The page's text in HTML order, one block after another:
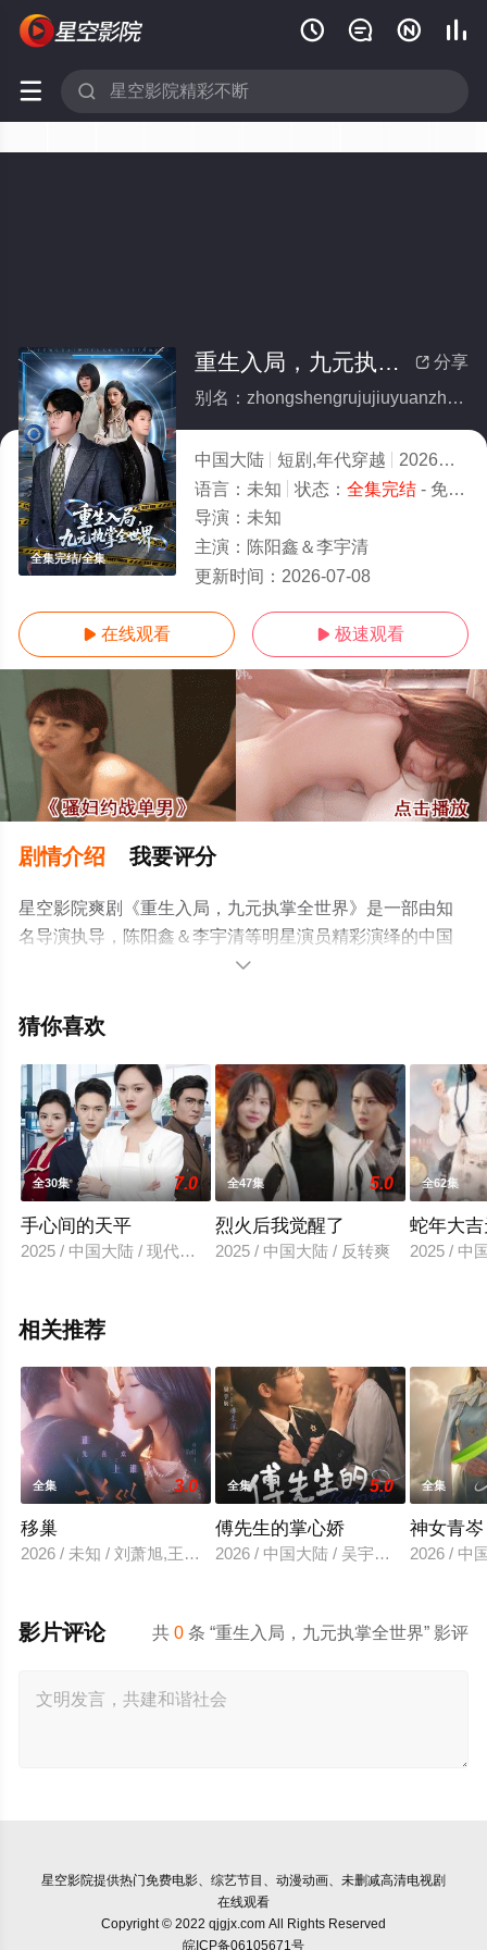
   
 
全集完结/全集
 分享
重生入局，九元执掌全世界(全集)
别名：zhongshengrujujiuyuanzhizhangquanshijie
中国大陆 短剧,年代穿越 2026
9.0
语言： 未知 状态： 全集完结- 免费在线观看
导演： 未知
主演： 陈阳鑫＆李宇清
更新时间： 2026-07-08
 在线观看  极速观看
剧情介绍 我要评分
星空影院爽剧《重生入局，九元执掌全世界》是一部由知
名导演执导，陈阳鑫＆李宇清等明星演员精彩演绎的中国
大陆电视剧，大结局剧情已揭晓（全集完结），手机免费
相关信息可移步至豆瓣电视剧、电视猫或剧情网等平台了

猜你喜欢
全30集 7.0
手心间的天平
2025 / 中国大陆 / 现代都市
全47集 5.0
烈火后我觉醒了
2025 / 中国大陆 / 反转爽
全62集
蛇年大
2025 / 中
相关推荐
全集 3.0
移巢
2026 / 未知 / 刘萧旭,王格格
全集 5.0
傅先生的掌心娇
2026 / 中国大陆 / 吴宇航＆郑千亦
全集
神女青岑
2026 / 中
共0 条 “重生入局，九元执掌全世界” 影评
影片评论
星空影院提供热门免费电影、综艺节目、动漫动画、未删减高清电视剧
在线观看
Copyright © 2022 qjgjx.com All Rights Reserved
皖ICP备06105671号